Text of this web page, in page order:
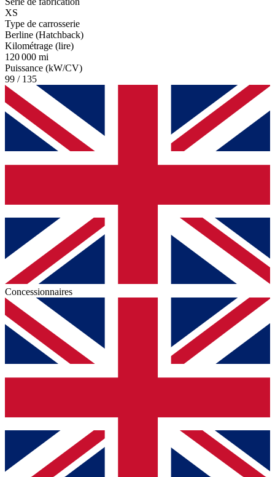
XS
Type de carrosserie
Berline (Hatchback)
Kilométrage (lire)
120 000 mi
Puissance (kW/CV)
99 / 135
Concessionnaires